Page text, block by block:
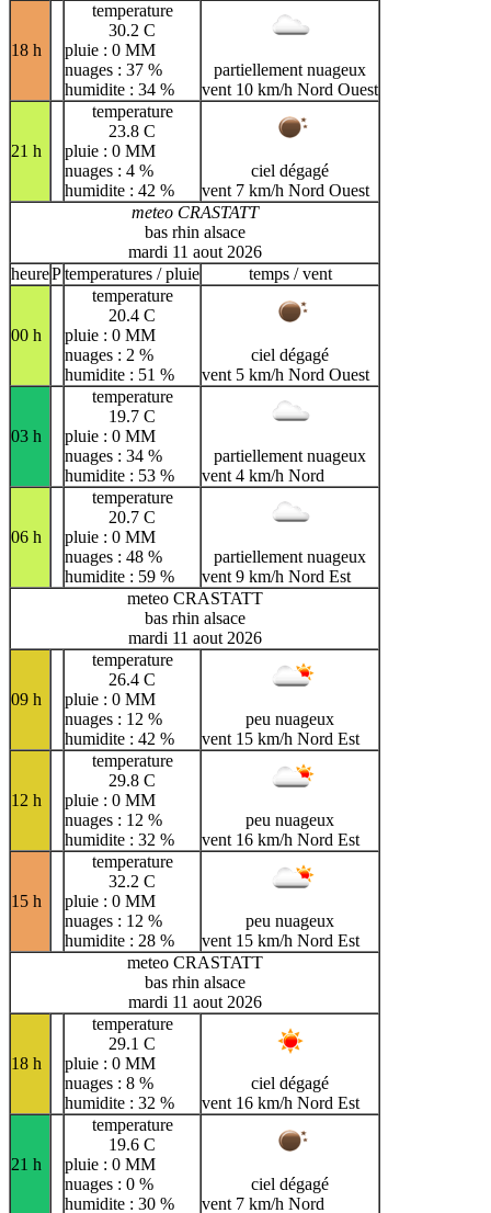
18 h
temperature
30.2 C
pluie : 0 MM
nuages : 37 %
humidite : 34 %
partiellement nuageux
vent 10 km/h Nord Ouest
21 h
temperature
23.8 C
pluie : 0 MM
nuages : 4 %
humidite : 42 %
ciel dégagé
vent 7 km/h Nord Ouest
meteo CRASTATT
bas rhin alsace
mardi 11 aout 2026
heurePtemperatures / pluie temps / vent
00 h
temperature
20.4 C
pluie : 0 MM
nuages : 2 %
humidite : 51 %
ciel dégagé
vent 5 km/h Nord Ouest
03 h
temperature
19.7 C
pluie : 0 MM
nuages : 34 %
humidite : 53 %
partiellement nuageux
vent 4 km/h Nord
06 h
temperature
20.7 C
pluie : 0 MM
nuages : 48 %
humidite : 59 %
partiellement nuageux
vent 9 km/h Nord Est
meteo CRASTATT
bas rhin alsace
mardi 11 aout 2026
09 h
temperature
26.4 C
pluie : 0 MM
nuages : 12 %
humidite : 42 %
peu nuageux
vent 15 km/h Nord Est
12 h
temperature
29.8 C
pluie : 0 MM
nuages : 12 %
humidite : 32 %
peu nuageux
vent 16 km/h Nord Est
15 h
temperature
32.2 C
pluie : 0 MM
nuages : 12 %
humidite : 28 %
peu nuageux
vent 15 km/h Nord Est
meteo CRASTATT
bas rhin alsace
mardi 11 aout 2026
18 h
temperature
29.1 C
pluie : 0 MM
nuages : 8 %
humidite : 32 %
ciel dégagé
vent 16 km/h Nord Est
21 h
temperature
19.6 C
pluie : 0 MM
nuages : 0 %
humidite : 30 %
ciel dégagé
vent 7 km/h Nord